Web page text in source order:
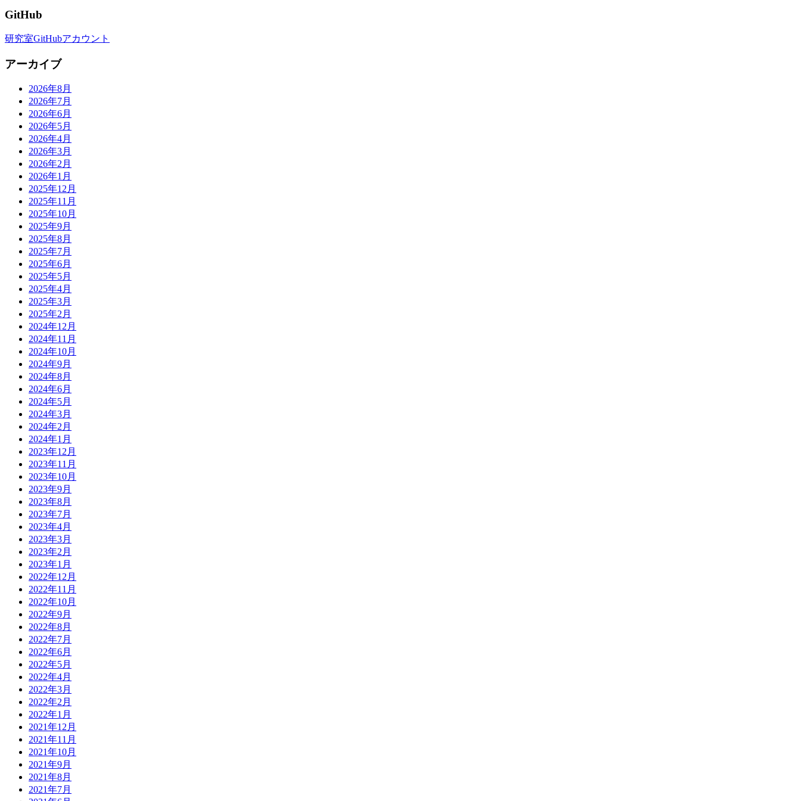
GitHub
研究室GitHubアカウント
アーカイブ
2026年8月
2026年7月
2026年6月
2026年5月
2026年4月
2026年3月
2026年2月
2026年1月
2025年12月
2025年11月
2025年10月
2025年9月
2025年8月
2025年7月
2025年6月
2025年5月
2025年4月
2025年3月
2025年2月
2024年12月
2024年11月
2024年10月
2024年9月
2024年8月
2024年6月
2024年5月
2024年3月
2024年2月
2024年1月
2023年12月
2023年11月
2023年10月
2023年9月
2023年8月
2023年7月
2023年4月
2023年3月
2023年2月
2023年1月
2022年12月
2022年11月
2022年10月
2022年9月
2022年8月
2022年7月
2022年6月
2022年5月
2022年4月
2022年3月
2022年2月
2022年1月
2021年12月
2021年11月
2021年10月
2021年9月
2021年8月
2021年7月